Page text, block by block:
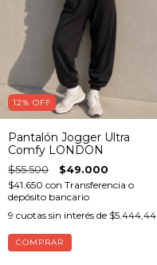
12% OFF
Pantalón Jogger Ultra
Comfy LONDON
$55.500 $49.000
$41.650 con Transferencia o
depósito bancario
9 cuotas sin interés de $5.444,44
COMPRAR